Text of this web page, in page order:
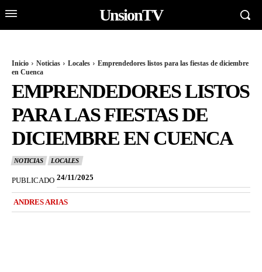
UnsionTV
Inicio Noticias Locales
Emprendedores listos para las fiestas de diciembre
en Cuenca
EMPRENDEDORES LISTOS
PARA LAS FIESTAS DE
DICIEMBRE EN CUENCA
NOTICIAS LOCALES
PUBLICADO 24/11/2025
ANDRES ARIAS